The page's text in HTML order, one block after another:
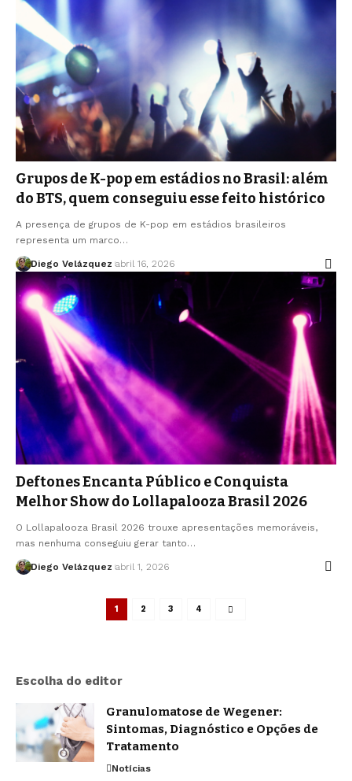
Grupos de K-pop em estádios no Brasil: além
do BTS, quem conseguiu esse feito histórico
A presença de grupos de K-pop em estádios brasileiros
representa um marco…
Diego Velázquez abril 16, 2026
Deftones Encanta Público e Conquista
Melhor Show do Lollapalooza Brasil 2026
O Lollapalooza Brasil 2026 trouxe apresentações memoráveis,
mas nenhuma conseguiu gerar tanto…
Diego Velázquez abril 1, 2026
1 2 3 4
Escolha do editor
Granulomatose de Wegener:
Sintomas, Diagnóstico e Opções de
Tratamento
Notícias